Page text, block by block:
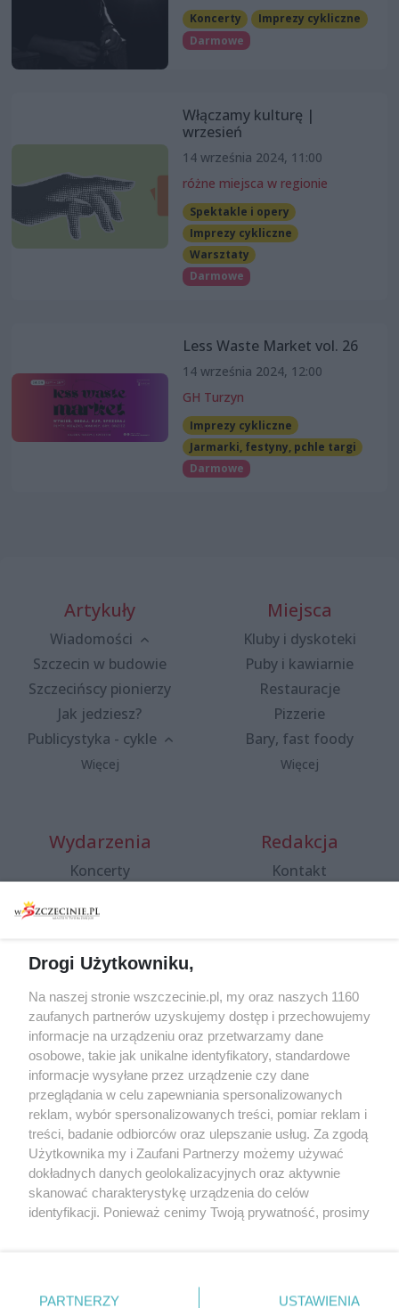
Koncerty
Imprezy cykliczne
Darmowe
Włączamy kulturę |
wrzesień
14 września 2024, 11:00
różne miejsca w regionie
Spektakle i opery
Imprezy cykliczne
Warsztaty
Darmowe
Less Waste Market vol. 26
14 września 2024, 12:00
GH Turzyn
Imprezy cykliczne
Jarmarki, festyny, pchle targi
Darmowe
Artykuły
Wiadomości
Szczecin w budowie
Szczecińscy pionierzy
Jak jedziesz?
Publicystyka - cykle
Więcej
Miejsca
Kluby i dyskoteki
Puby i kawiarnie
Restauracje
Pizzerie
Bary, fast foody
Więcej
Wydarzenia
Koncerty
Spacery i oprowadzania
targi
Wernisaże
Więcej
Redakcja
Kontakt
Specjalny koncert z okazji
20. urodzin portalu
wSzczecinie.pl
Regulamin konkursów
śniadaniówka "Hej
Szczecin! Jest piątek!"
Partnerzy
Praca Szczecin
Drogi Użytkowniku,
Na naszej stronie wszczecinie.pl, my oraz naszych 1160
zaufanych partnerów uzyskujemy dostęp i przechowujemy
informacje na urządzeniu oraz przetwarzamy dane
osobowe, takie jak unikalne identyfikatory, standardowe
informacje wysyłane przez urządzenie czy dane
przeglądania w celu zapewniania spersonalizowanych
reklam, wybór spersonalizowanych treści, pomiar reklam i
treści, badanie odbiorców oraz ulepszanie usług. Za zgodą
Użytkownika my i Zaufani Partnerzy możemy używać
dokładnych danych geolokalizacyjnych oraz aktywnie
skanować charakterystykę urządzenia do celów
identyfikacji. Ponieważ cenimy Twoją prywatność, prosimy
prywatności znajdujący się w lewym dolnym rogu strony
PARTNERZY USTAWIENIA